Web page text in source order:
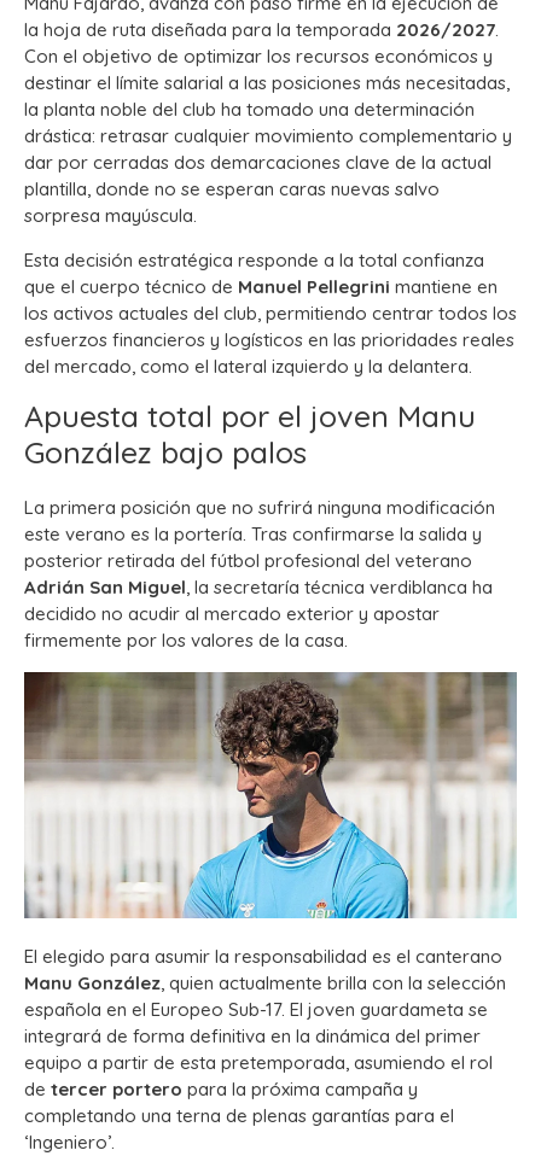
la hoja de ruta diseñada para la temporada 2026/2027.
Con el objetivo de optimizar los recursos económicos y
destinar el límite salarial a las posiciones más necesitadas,
la planta noble del club ha tomado una determinación
drástica: retrasar cualquier movimiento complementario y
dar por cerradas dos demarcaciones clave de la actual
plantilla, donde no se esperan caras nuevas salvo
sorpresa mayúscula.
Esta decisión estratégica responde a la total confianza
que el cuerpo técnico de Manuel Pellegrini mantiene en
los activos actuales del club, permitiendo centrar todos los
esfuerzos financieros y logísticos en las prioridades reales
del mercado, como el lateral izquierdo y la delantera.
Apuesta total por el joven Manu
González bajo palos
La primera posición que no sufrirá ninguna modificación
este verano es la portería. Tras confirmarse la salida y
posterior retirada del fútbol profesional del veterano
Adrián San Miguel, la secretaría técnica verdiblanca ha
decidido no acudir al mercado exterior y apostar
firmemente por los valores de la casa.
El elegido para asumir la responsabilidad es el canterano
Manu González, quien actualmente brilla con la selección
española en el Europeo Sub-17. El joven guardameta se
integrará de forma definitiva en la dinámica del primer
equipo a partir de esta pretemporada, asumiendo el rol
de tercer portero para la próxima campaña y
completando una terna de plenas garantías para el
‘Ingeniero’.